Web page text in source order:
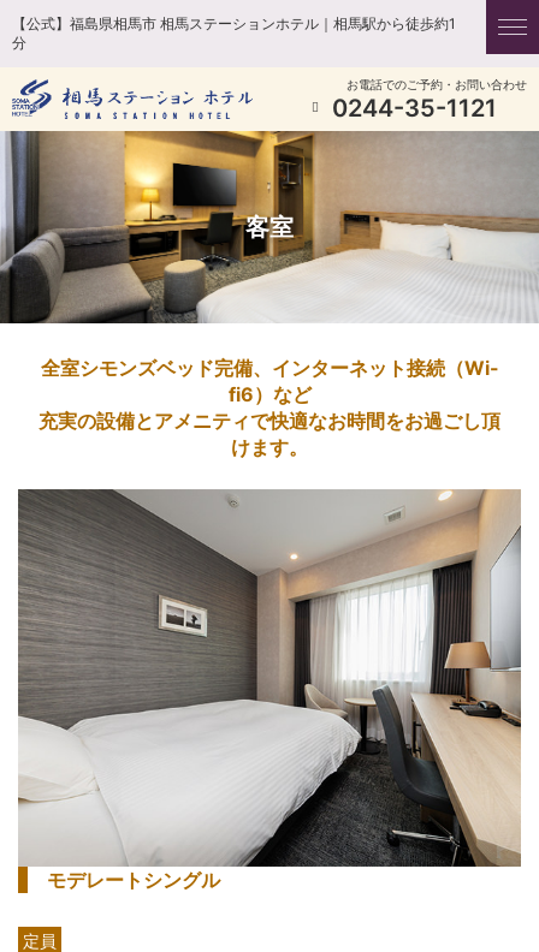
【公式】福島県相馬市 相馬ステーションホテル｜相馬駅から徒歩約1
分
お電話でのご予約・お問い合わせ
0244-35-1121
客室
全室シモンズベッド完備、インターネット接続（Wi-
fi6）など
充実の設備とアメニティで快適なお時間をお過ごし頂
けます。
モデレートシングル
定員